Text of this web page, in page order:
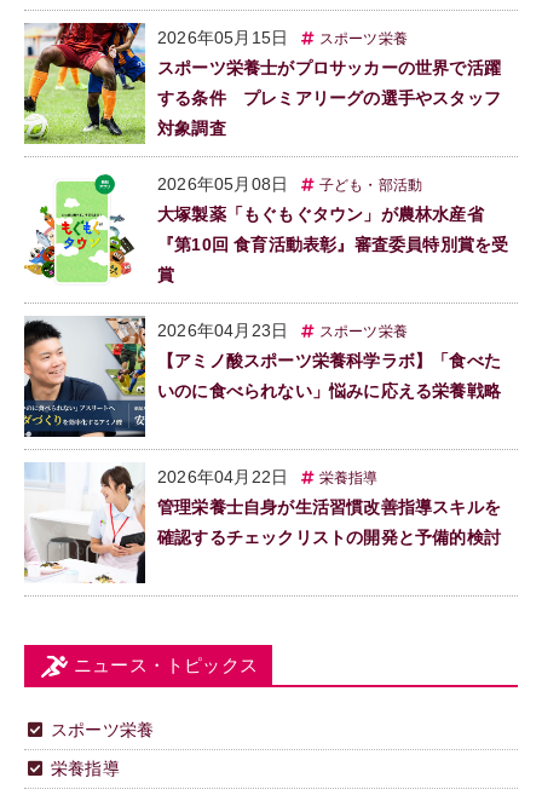
2026年05月15日 スポーツ栄養
スポーツ栄養士がプロサッカーの世界で活躍
する条件 プレミアリーグの選手やスタッフ
対象調査
2026年05月08日 子ども・部活動
大塚製薬「もぐもぐタウン」が農林水産省
『第10回 食育活動表彰』審査委員特別賞を受
賞
2026年04月23日 スポーツ栄養
【アミノ酸スポーツ栄養科学ラボ】「食べた
いのに食べられない」悩みに応える栄養戦略
2026年04月22日 栄養指導
管理栄養士自身が生活習慣改善指導スキルを
確認するチェックリストの開発と予備的検討
ニュース・トピックス
スポーツ栄養
栄養指導